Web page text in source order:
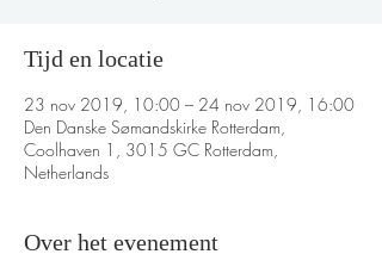
Tijd en locatie
23 nov 2019, 10:00 – 24 nov 2019, 16:00
Den Danske Sømandskirke Rotterdam,
Coolhaven 1, 3015 GC Rotterdam,
Netherlands
Over het evenement